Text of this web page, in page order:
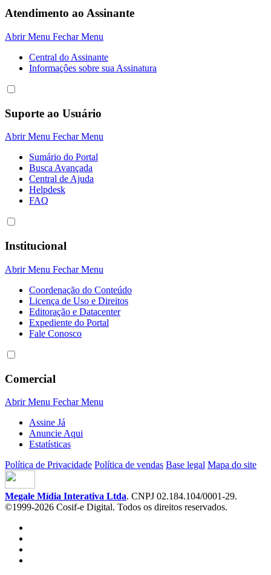
Atendimento ao Assinante
Abrir Menu Fechar Menu
Central do Assinante
Informaçôes sobre sua Assinatura
Suporte ao Usuário
Abrir Menu Fechar Menu
Sumário do Portal
Busca Avançada
Central de Ajuda
Helpdesk
FAQ
Institucional
Abrir Menu Fechar Menu
Coordenação do Conteúdo
Licença de Uso e Direitos
Editoração e Datacenter
Expediente do Portal
Fale Conosco
Comercial
Abrir Menu Fechar Menu
Assine Já
Anuncie Aqui
Estatísticas
Política de Privacidade Política de vendas Base legal Mapa do site
Megale Mídia Interativa Ltda. CNPJ 02.184.104/0001-29.
©1999-2026 Cosif-e Digital. Todos os direitos reservados.